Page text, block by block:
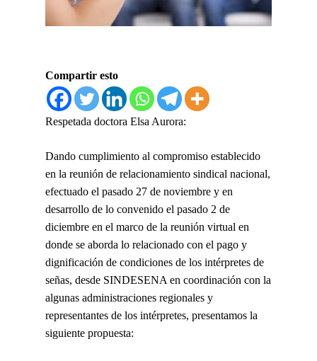
Compartir esto
Respetada doctora Elsa Aurora:
Dando cumplimiento al compromiso establecido
en la reunión de relacionamiento sindical nacional,
efectuado el pasado 27 de noviembre y en
desarrollo de lo convenido el pasado 2 de
diciembre en el marco de la reunión virtual en
donde se aborda lo relacionado con el pago y
dignificación de condiciones de los intérpretes de
señas, desde SINDESENA en coordinación con la
algunas administraciones regionales y
representantes de los intérpretes, presentamos la
siguiente propuesta: